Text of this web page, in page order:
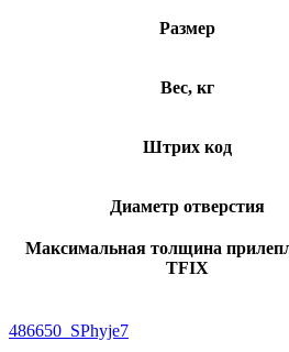
Размер
Вес, кг
Штрих код
Диаметр отверстия
Максимальная толщина
TFIX
486650_SPhyje7